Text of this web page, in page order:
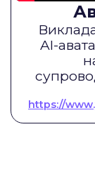
AI-
https://